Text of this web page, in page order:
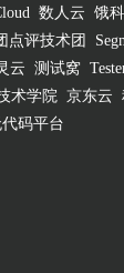
数人云 饿
点评技术团
云 测试窝
术学院 京东云
码平台